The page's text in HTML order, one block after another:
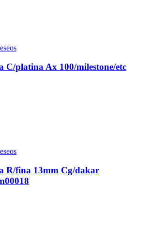
C/platina Ax 100/milestone/etc
R/fina 13mm Cg/dakar